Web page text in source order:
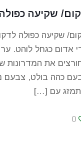
שקיעה כפולה
שקיעה כפולה
אדום כגחל לוהט.
את המדרונות
כהה בולט, צבעם
עם […]
0